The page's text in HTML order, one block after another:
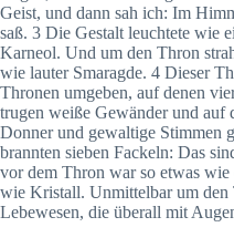
Geist, und dann sah ich: Im
saß. 3 Die Gestalt leuchtete wie
Karneol. Und um den Thron
wie lauter Smaragde. 4 Dieser
Thronen umgeben, auf denen
trugen weiße Gewänder und
Donner und gewaltige Stimmen
brannten sieben Fackeln: Das
vor dem Thron war so etwas
wie Kristall. Unmittelbar um den
Lebewesen, die überall mit